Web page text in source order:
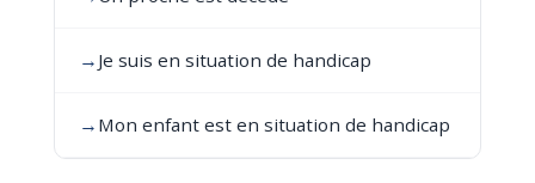
→ Je suis en situation de handicap
→ Mon enfant est en situation de handicap